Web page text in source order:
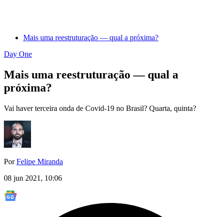
Mais uma reestruturação — qual a próxima?
Day One
Mais uma reestruturação — qual a
próxima?
Vai haver terceira onda de Covid-19 no Brasil? Quarta, quinta?
PorFelipe Miranda
08 jun 2021, 10:06